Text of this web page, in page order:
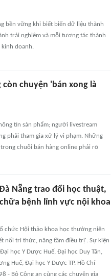
bền vững khi biết biến dữ liệu thành
trải nghiệm và mỗi tương tác thành
doanh.
chuyện 'bán xong là
tin sản phẩm; người livestream
phải tham gia xử lý vi phạm. Những
chuỗi bán hàng online phải rõ
Nẵng trao đổi học thuật,
bệnh lĩnh vực nội khoa
chức Hội thảo khoa học thường niên
nối tri thức, nâng tầm điều trị'. Sự kiện
học Y Dược Huế, Đại học Duy Tân,
Huế, Đại học Y Dược TP. Hồ Chí
- Bộ Công an cùng các chuyên gia